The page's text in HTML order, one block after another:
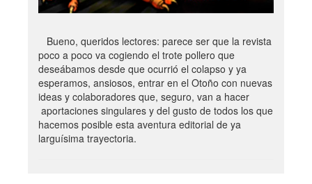
Bueno, queridos lectores: parece ser que la revista
poco a poco va cogiendo el trote pollero que
deseábamos desde que ocurrió el colapso y ya
esperamos, ansiosos, entrar en el Otoño con nuevas
ideas y colaboradores que, seguro, van a hacer
aportaciones singulares y del gusto de todos los que
hacemos posible esta aventura editorial de ya
larguísima trayectoria.